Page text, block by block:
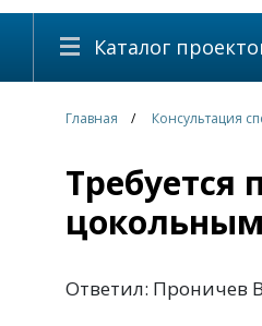
Каталог
Главная Консультация
Требуется
Ответил: Проничев